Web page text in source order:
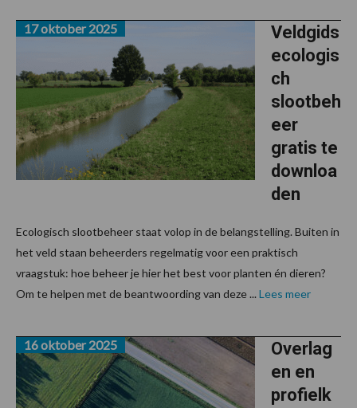
Veldgids
ecologis
ch
slootbeh
eer
gratis te
downloa
den
17 oktober 2025
Ecologisch slootbeheer staat volop in de belangstelling. Buiten in
het veld staan beheerders regelmatig voor een praktisch
vraagstuk: hoe beheer je hier het best voor planten én dieren?
Om te helpen met de beantwoording van deze ... Lees meer
Overlag
en en
profielk
16 oktober 2025